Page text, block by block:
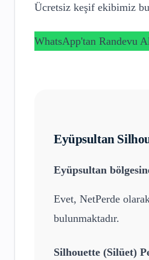
Ücretsiz keşif ekibimiz
WhatsApp'tan Randevu
Eyüpsultan
Eyüpsultan
Evet, NetPerde
bulunmaktadır.
Silhouette (Silüet)